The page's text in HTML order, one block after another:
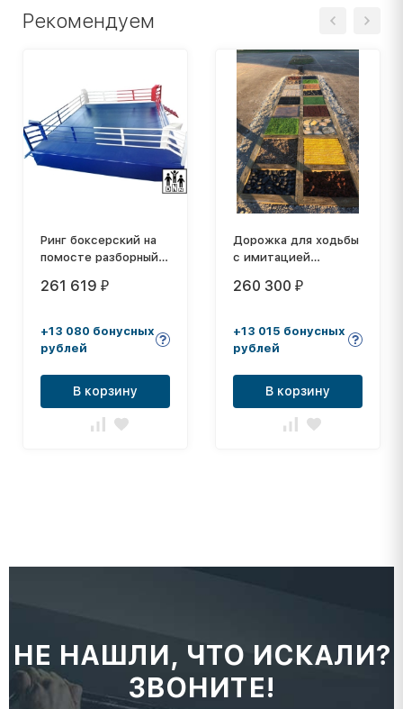
Рекомендуем
Ринг боксерский на
помосте разборный
0,3м,боевая зона
261 619 ₽
+13 080 бонусных
рублей
В корзину
Дорожка для ходьбы
с имитацией
поверхности 3 x 1 м
260 300 ₽
+13 015 бонусных
рублей
В корзину
НЕ НАШЛИ, ЧТО ИСКАЛИ?
ЗВОНИТЕ!